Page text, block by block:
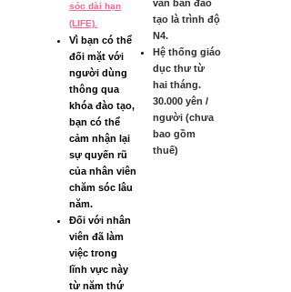
sóc dài hạn
(LIFE).
Vì bạn có thể
đối mặt với
người dùng
thông qua
khóa đào tạo,
bạn có thể
cảm nhận lại
sự quyến rũ
của nhân viên
chăm sóc lâu
năm.
Đối với nhân
viên đã làm
việc trong
lĩnh vực này
từ năm thứ
văn bản đào
tạo là trình độ
N4.
Hệ thống giáo
dục thư từ
hai tháng.
30.000 yên /
người (chưa
bao gồm
thuế)